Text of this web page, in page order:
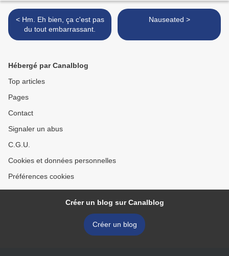
< Hm. Eh bien, ça c'est pas
du tout embarrassant.
Nauseated >
Hébergé par Canalblog
Top articles
Pages
Contact
Signaler un abus
C.G.U.
Cookies et données personnelles
Préférences cookies
Créer un blog sur Canalblog
Créer un blog